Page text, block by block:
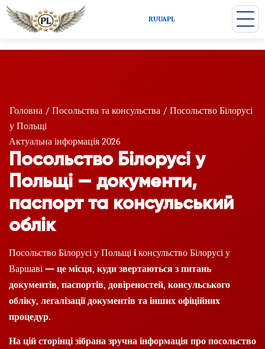
RUUAPL
Головна / Посольства та консульства / Посольство Білорусі
у Польщі
Актуальна інформація 2026
Посольство Білорусі у
Польщі — документи,
паспорт та консульський
облік
Посольство Білорусі у Польщі іконсульство Білорусі у
Варшаві — це місця, куди звертаються з питань
документів, паспортів, довіреностей, консульського
обліку, легалізації документів та інших офіційних
процедур.
На цій сторінці зібрана зручна інформація про посольство